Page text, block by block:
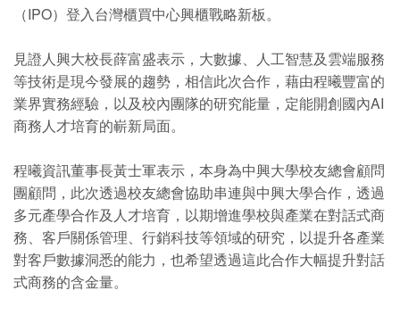
（IPO）登入台灣櫃買中心興櫃戰略新板。
見證人興大校長薛富盛表示，大數據、人工智慧及雲端服務
等技術是現今發展的趨勢，相信此次合作，藉由程曦豐富的
業界實務經驗，以及校內團隊的研究能量，定能開創國內AI
商務人才培育的嶄新局面。
程曦資訊董事長黃士軍表示，本身為中興大學校友總會顧問
團顧問，此次透過校友總會協助串連與中興大學合作，透過
多元產學合作及人才培育，以期增進學校與產業在對話式商
務、客戶關係管理、行銷科技等領域的研究，以提升各產業
對客戶數據洞悉的能力，也希望透過這此合作大幅提升對話
式商務的含金量。